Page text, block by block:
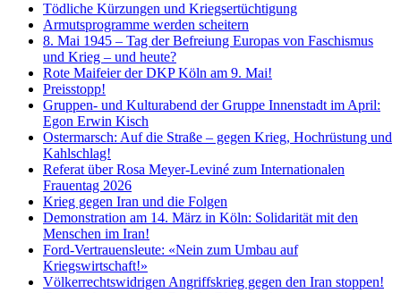
Tödliche Kürzungen und Kriegsertüchtigung
Armutsprogramme werden scheitern
8. Mai 1945 – Tag der Befreiung Europas von Faschismus
und Krieg – und heute?
Rote Maifeier der DKP Köln am 9. Mai!
Preisstopp!
Gruppen- und Kulturabend der Gruppe Innenstadt im April:
Egon Erwin Kisch
Ostermarsch: Auf die Straße – gegen Krieg, Hochrüstung und
Kahlschlag!
Referat über Rosa Meyer-Leviné zum Internationalen
Frauentag 2026
Krieg gegen Iran und die Folgen
Demonstration am 14. März in Köln: Solidarität mit den
Menschen im Iran!
Ford-Vertrauensleute: «Nein zum Umbau auf
Kriegswirtschaft!»
Völkerrechtswidrigen Angriffskrieg gegen den Iran stoppen!